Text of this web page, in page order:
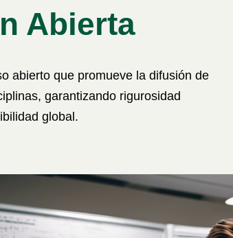
Abierta
abierto que promueve la difusión de
garantizando rigurosidad
global.